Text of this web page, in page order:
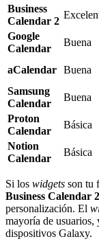
Business
Calendar 2
Google
Calendar
Buena
aCalendar Buena
Samsung
Calendar
Buena
Proton
Calendar
Básica
Notion
Calendar
Básica
Si los widgets son tu
Business Calendar 2
personalización. El
mayoría de usuarios,
dispositivos Galaxy.